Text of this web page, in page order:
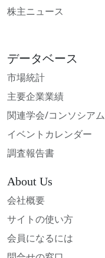
株主ニュース
データベース
市場統計
主要企業業績
関連学会/コンソシアム
イベントカレンダー
調査報告書
About Us
会社概要
サイトの使い方
会員になるには